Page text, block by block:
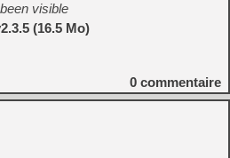
visible
(16.5 Mo)
0 commentaire